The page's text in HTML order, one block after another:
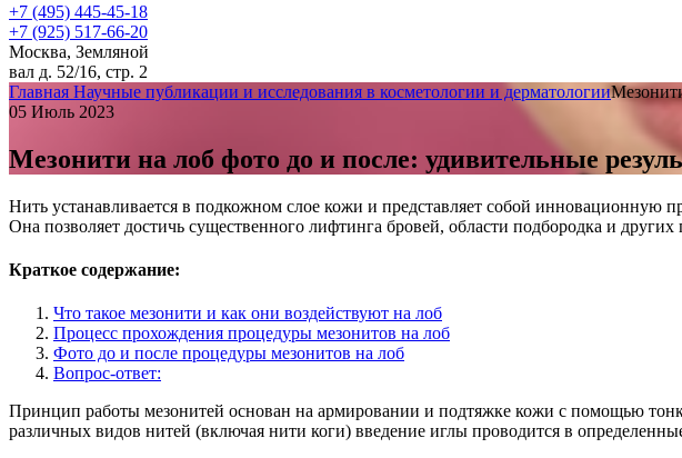
+7 (495) 445-45-18
+7 (925) 517-66-20
Москва, Земляной
вал д. 52/16, стр. 2
Главная Научные публикации и исследования в косметологии и дерматологии
05 Июль 2023
Мезонити на лоб фото до и после: удивительные
Нить устанавливается в подкожном слое кожи и представляет собой
Она позволяет достичь существенного лифтинга бровей, области подбородка и
Краткое содержание:
Что такое мезонити и как они воздействуют на лоб
Процесс прохождения процедуры мезонитов на лоб
Фото до и после процедуры мезонитов на лоб
Вопрос-ответ:
Принцип работы мезонитей основан на армировании и подтяжке кожи с помощью
различных видов нитей (включая нити коги) введение иглы проводится в